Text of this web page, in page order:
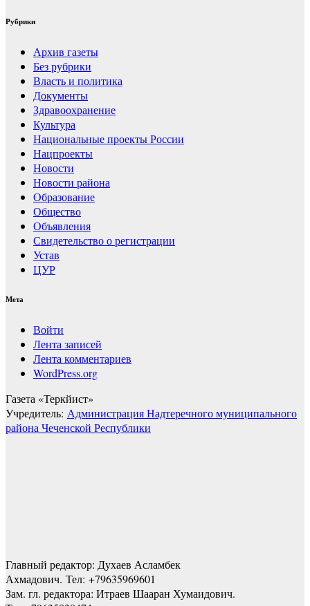
Рубрики
Архив газеты
Без рубрики
Власть и политика
Документы
Здравоохранение
Культура
Национальные проекты России
Нацпроекты
Новости
Новости района
Образование
Общество
Объявления
Свидетельство о регистрации
Устав
ЦУР
Мета
Войти
Лента записей
Лента комментариев
WordPress.org
Газета «Теркйист»
Учредитель: Администрация Надтеречного муниципального
района Чеченской Республики
Главный редактор: Духаев Асламбек
Ахмадович. Тел: +79635969601
Зам. гл. редактора: Итраев Шааран Хумаидович.